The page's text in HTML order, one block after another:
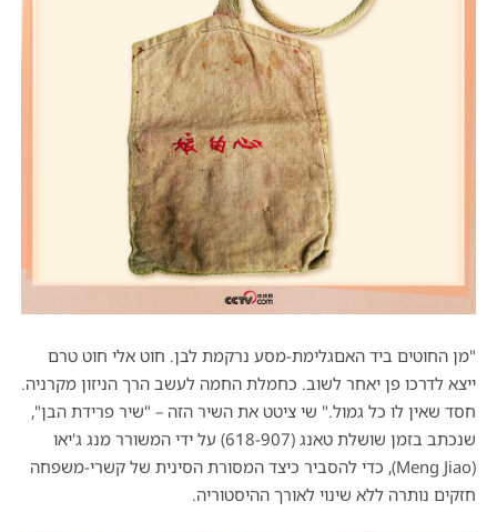
"מן החוטים ביד האםגלימת-מסע נרקמת לבן. חוט אלי חוט טרם
ייצא לדרכו פן יאחר לשוב. כחמלת החמה לעשב הרך הניזון מקרניה.
חסד שאין לו כל גמול." שי ציטט את השיר הזה – "שיר פרידת הבן",
שנכתב בזמן שושלת טאנג (618-907) על ידי המשורר מנג ג'יאו
(Meng Jiao), כדי להסביר כיצד המסורת הסינית של קשרי-משפחה
חזקים נותרה ללא שינוי לאורך ההיסטוריה.